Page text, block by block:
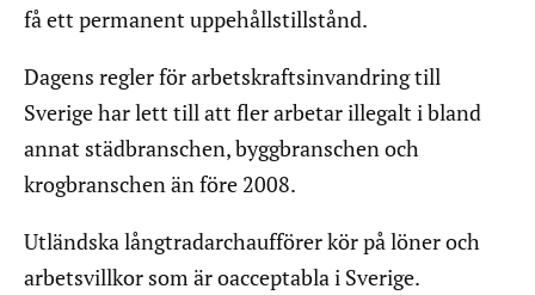
få ett permanent uppehållstillstånd.
Dagens regler för arbetskraftsinvandring till
Sverige har lett till att fler arbetar illegalt i bland
annat städbranschen, byggbranschen och
krogbranschen än före 2008.
Utländska långtradarchaufförer kör på löner och
arbetsvillkor som är oacceptabla i Sverige.